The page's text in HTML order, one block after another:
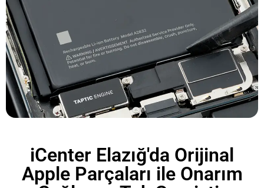
iCenter Elazığ'da Orijinal
Apple Parçaları ile Onarım